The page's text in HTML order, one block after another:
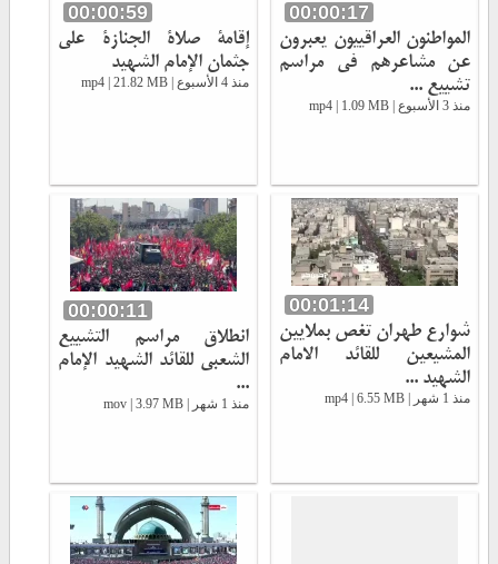
00:00:17
المواطنون العراقييون يعبرون
عن مشاعرهم في مراسم
تشييع ...
منذ 3 الأسبوع | mp4 | 1.09 MB
00:00:59
إقامة صلاة الجنازة على
جثمان الإمام الشهيد
منذ 4 الأسبوع | mp4 | 21.82 MB
00:01:14
شوارع طهران تغص بملايين
المشيعين للقائد الامام
الشهيد ...
منذ 1 شهر | mp4 | 6.55 MB
00:00:11
انطلاق مراسم التشييع
الشعبي للقائد الشهيد الإمام
...
منذ 1 شهر | mov | 3.97 MB